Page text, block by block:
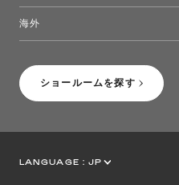
ショールームを探す
海外
LANGUAGE : JP